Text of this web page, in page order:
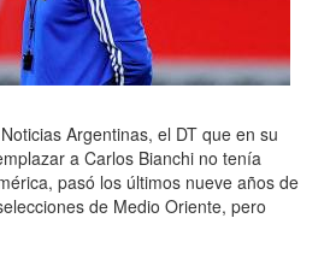
Argentinas, el DT que en su
a Carlos Bianchi no tenía
pasó los últimos nueve años de
de Medio Oriente, pero